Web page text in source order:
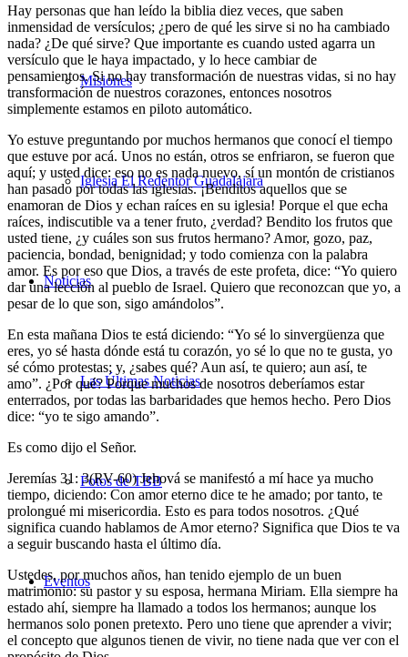
Misiones
Iglesia El Redentor Guadalajara
Noticias
Las Últimas Noticias
Fotos de TBB
Eventos
Hay personas que han leído la biblia diez veces, que saben
inmensidad de versículos; ¿pero de qué les sirve si no ha cambiado
nada? ¿De qué sirve? Que importante es cuando usted agarra un
versículo que le haya impactado, y lo hece cambiar de
pensamientos. Si no hay transformación de nuestras vidas, si no hay
transformación de nuestros corazones, entonces nosotros
simplemente estamos en piloto automático.
Yo estuve preguntando por muchos hermanos que conocí el tiempo
que estuve por acá. Unos no están, otros se enfriaron, se fueron que
aquí; y usted dice: eso no es nada nuevo, sí un montón de cristianos
han pasado por todas las iglesias. ¡Benditos aquellos que se
enamoran de Dios y echan raíces en su iglesia! Porque el que echa
raíces, indiscutible va a tener fruto, ¿verdad? Bendito los frutos que
usted tiene, ¿y cuáles son sus frutos hermano? Amor, gozo, paz,
paciencia, bondad, benignidad; y todo comienza con la palabra
amor. Es por eso que Dios, a través de este profeta, dice: “Yo quiero
dar una lección al pueblo de Israel. Quiero que reconozcan que yo, a
pesar de lo que son, sigo amándolos”.
En esta mañana Dios te está diciendo: “Yo sé lo sinvergüenza que
eres, yo sé hasta dónde está tu corazón, yo sé lo que no te gusta, yo
sé cómo protestas; y, ¿sabes qué? Aun así, te quiero; aun así, te
amo”. ¿Por qué? Porque muchos de nosotros deberíamos estar
enterrados, por todas las barbaridades que hemos hecho. Pero Dios
dice: “yo te sigo amando”.
Es como dijo el Señor.
Jeremías 31: 3(RV-60) Jehová se manifestó a mí hace ya mucho
tiempo, diciendo: Con amor eterno dice te he amado; por tanto, te
prolongué mi misericordia. Esto es para todos nosotros. ¿Qué
significa cuando hablamos de Amor eterno? Significa que Dios te va
a seguir buscando hasta el último día.
Ustedes, por muchos años, han tenido ejemplo de un buen
matrimonio: su pastor y su esposa, hermana Miriam. Ella siempre ha
estado ahí, siempre ha llamado a todos los hermanos; aunque los
hermanos solo ponen pretexto. Pero uno tiene que aprender a vivir;
el concepto que algunos tienen de vivir, no tiene nada que ver con el